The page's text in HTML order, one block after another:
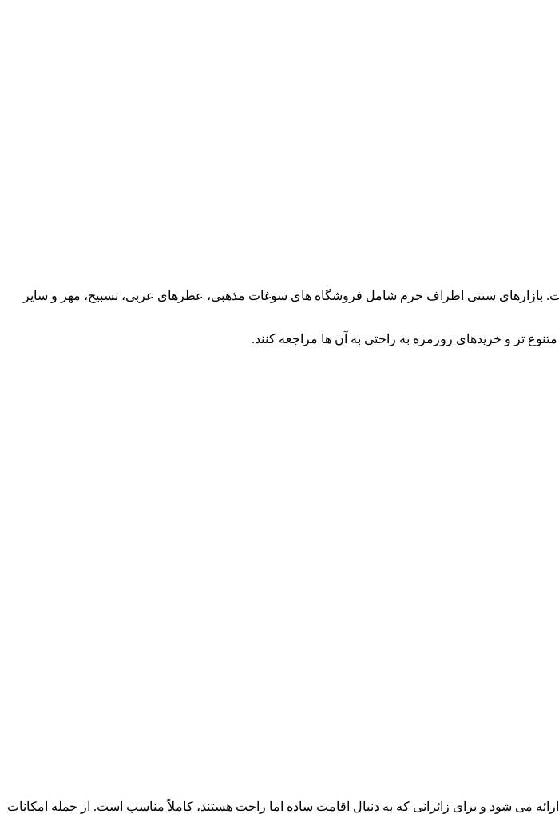
بازارهای سنتی اطراف حرم شامل فروشگاه های سوغات مذهبی، عطرهای عربی، تسبیح، مهر و سایر
تر و خریدهای روزمره به راحتی به آن ها مراجعه کنند.
می شود و برای زائرانی که به دنبال اقامت ساده اما راحت هستند، کاملاً مناسب است. از جمله امکانات